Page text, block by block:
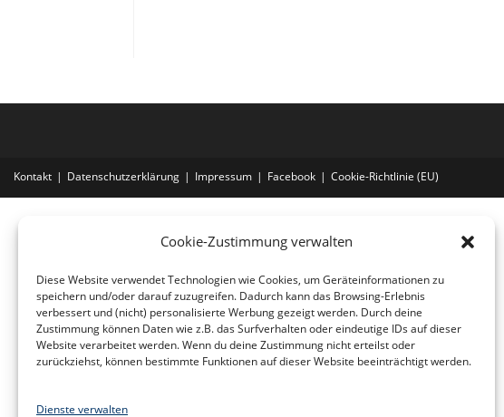
Cookie-Zustimmung verwalten
Diese Website verwendet Technologien wie Cookies, um Geräteinformationen zu
speichern und/oder darauf zuzugreifen. Dadurch kann das Browsing-Erlebnis
verbessert und (nicht) personalisierte Werbung gezeigt werden. Durch deine
Zustimmung können Daten wie z.B. das Surfverhalten oder eindeutige IDs auf dieser
Website verarbeitet werden. Wenn du deine Zustimmung nicht erteilst oder
zurückziehst, können bestimmte Funktionen auf dieser Website beeinträchtigt werden.
Dienste verwalten
Kontakt Datenschutzerklärung Impressum Facebook Cookie-Richtlinie (EU)